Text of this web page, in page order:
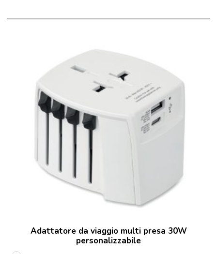
Adattatore da viaggio multi presa 30W
personalizzabile